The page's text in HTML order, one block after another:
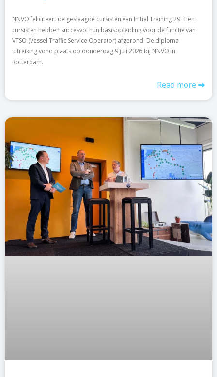
NNVO feliciteert de geslaagde cursisten van Initial Training 29. Tien
cursisten hebben succesvol hun basisopleiding voor de functie van
VTSO (Vessel Traffic Service Operator) afgerond. De diploma-
uitreiking vond plaats op donderdag 9 juli 2026 bij NNVO in
Rotterdam.
Read more